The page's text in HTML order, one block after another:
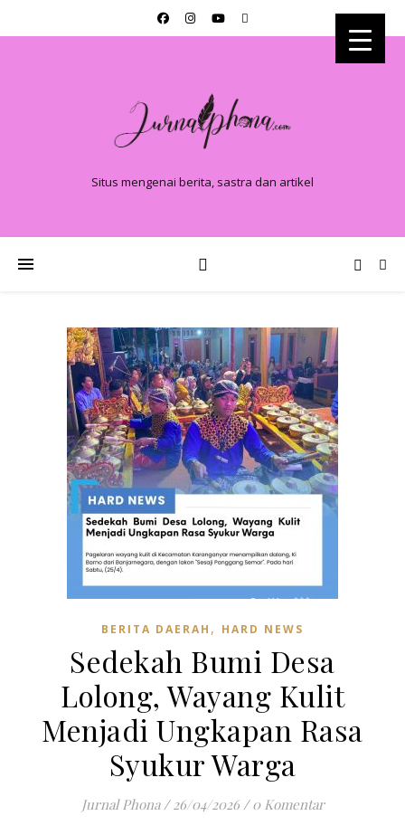
Situs mengenai berita, sastra dan artikel
BERITA DAERAH , HARD NEWS
Sedekah Bumi Desa
Lolong, Wayang Kulit
Menjadi Ungkapan Rasa
Syukur Warga
Jurnal Phona / 26/04/2026 / 0 Komentar